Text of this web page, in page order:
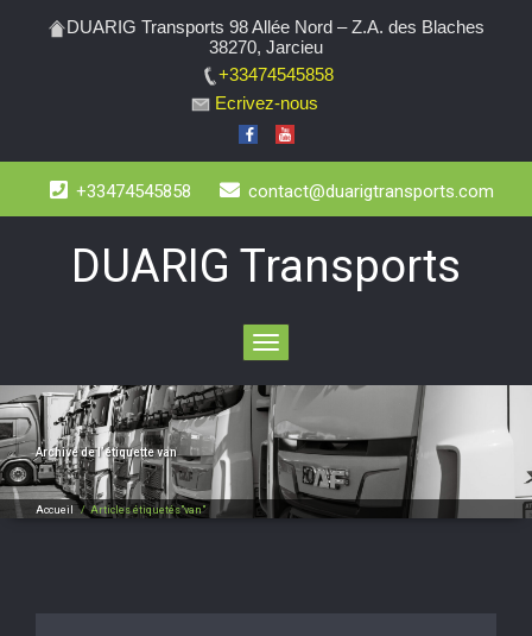
DUARIG Transports 98 Allée Nord – Z.A. des Blaches
38270, Jarcieu
+33474545858
Ecrivez-nous
+33474545858 contact@duarigtransports.com
DUARIG Transports
Toggle
navigation
Archive de l’étiquettevan
Accueil /Articles étiquetés"van"